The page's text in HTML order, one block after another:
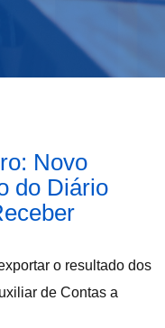
Novo
do Diário
o resultado dos
de Contas a